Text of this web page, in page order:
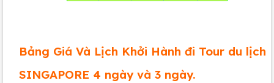
Bảng Giá Và Lịch Khởi Hành đi Tour du lịch
SINGAPORE 4 ngày và 3 ngày.